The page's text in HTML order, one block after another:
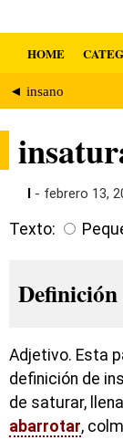
HOME
◄ insano
I - febrero 13,
Texto:
Definición
Adjetivo. Esta
definición de
de saturar,
abarrotar,